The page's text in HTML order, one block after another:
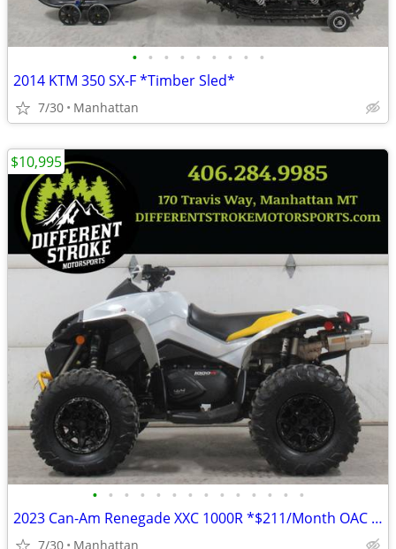
• • • • • • • • •
2014 KTM 350 SX-F *Timber Sled*
7/30 Manhattan
• • • • • • • • • • • • • •
2023 Can-Am Renegade XXC 1000R *$211/Month OAC $0 Down*
7/30 Manhattan
$10,995